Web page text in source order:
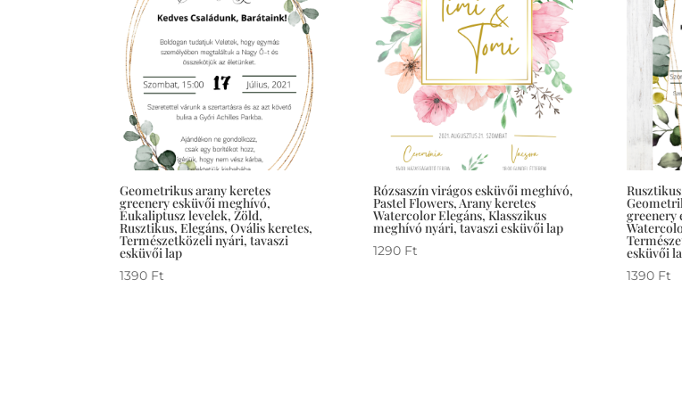
Geometrikus arany keretes
greenery esküvői meghívó,
Eukaliptusz levelek, Zöld,
Rusztikus, Elegáns, Ovális keretes,
Természetközeli nyári, tavaszi
esküvői lap
1390 Ft
Rózsaszín virágos esküvői meghívó,
Pastel Flowers, Arany keretes
Watercolor Elegáns, Klasszikus
meghívó nyári, tavaszi esküvői lap
1290 Ft
greenery
esküvői
1390 Ft